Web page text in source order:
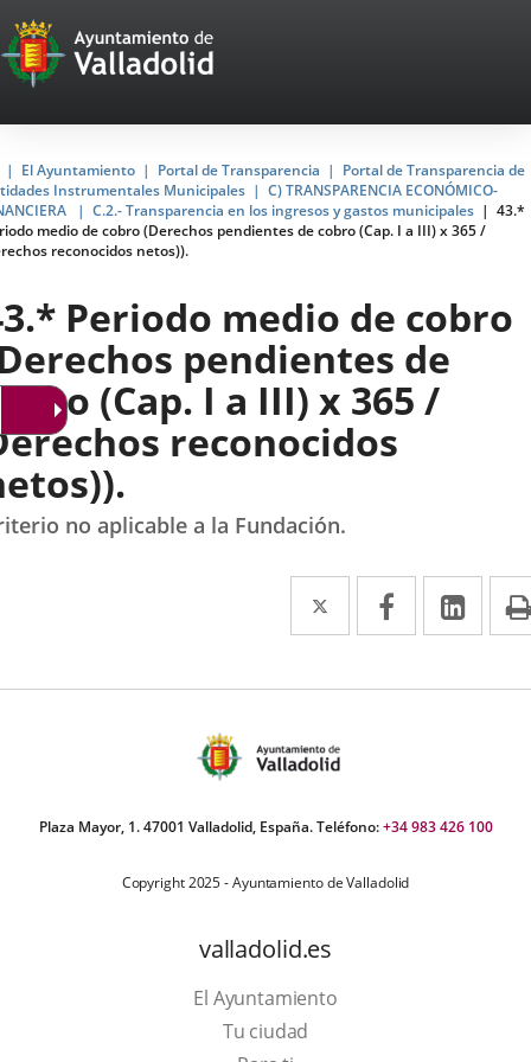
Portal
Web
del
Ayuntamiento
de
Valladolid
El Ayuntamiento Portal de Transparencia
Portal de Transparencia de
Instrumentales Municipales
C) TRANSPARENCIA ECONÓMICO-
C.2.- Transparencia en los ingresos y gastos municipales
43.*
medio de cobro (Derechos pendientes de cobro (Cap. I a III) x 365 /
reconocidos netos)).
Periodo medio de cobro
pendientes de
(Cap. I a III) x 365 /
reconocidos
no aplicable a la Fundación.
Twitter
Enlace
a
externa.
Facebook
Enlace
a
a
Plaza Mayor, 1. 47001 Valladolid, España. Teléfono:+34 983 426 100
Copyright 2025 - Ayuntamiento de Valladolid
valladolid.es
El Ayuntamiento
Tu ciudad